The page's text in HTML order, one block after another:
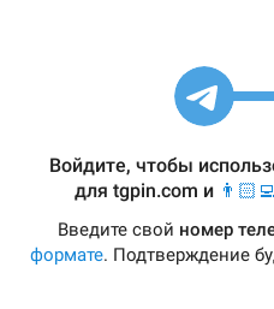
Войдите, чтобы
для tgpin.com и
Введите свой номер
формате. Подтверждение